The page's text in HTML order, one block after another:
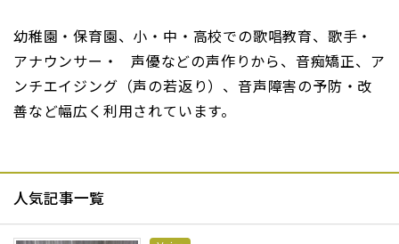
幼稚園・保育園、小・中・高校での歌唱教育、歌手・
アナウンサー・ 声優などの声作りから、音痴矯正、ア
ンチエイジング（声の若返り）、音声障害の予防・改
善など幅広く利用されています。
人気記事一覧